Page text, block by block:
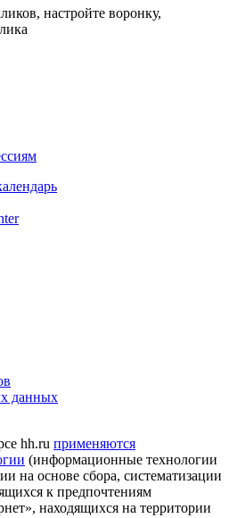
настройте воронку,
данных
hh.ru применяются
(информационные технологии
на основе сбора, систематизации
к предпочтениям
находящихся на территории